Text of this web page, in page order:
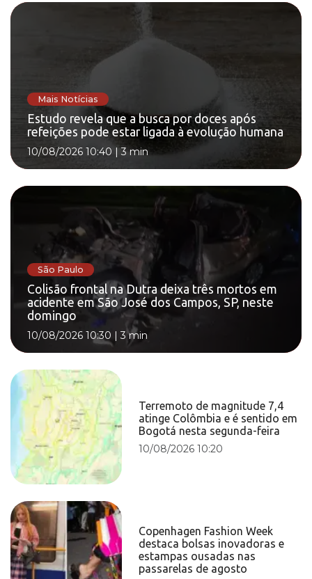
Mais Notícias
Estudo revela que a busca por doces após
refeições pode estar ligada à evolução humana
10/08/2026 10:40 |3 min
São Paulo
Colisão frontal na Dutra deixa três mortos em
acidente em São José dos Campos, SP, neste
domingo
10/08/2026 10:30 |3 min
Terremoto de magnitude 7,4
atinge Colômbia e é sentido em
Bogotá nesta segunda-feira
10/08/2026 10:20
Copenhagen Fashion Week
destaca bolsas inovadoras e
estampas ousadas nas
passarelas de agosto